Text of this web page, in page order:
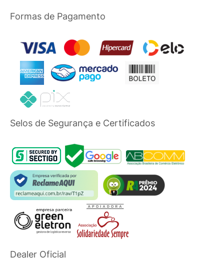
Formas de Pagamento
Selos de Segurança e Certificados
Dealer Oficial